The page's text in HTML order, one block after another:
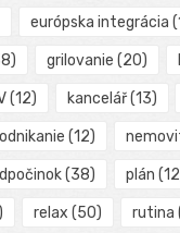
európska integrácia
grilovanie (20)
(12) kancelář(13)
(12)
(38) plán
relax (50) rutina